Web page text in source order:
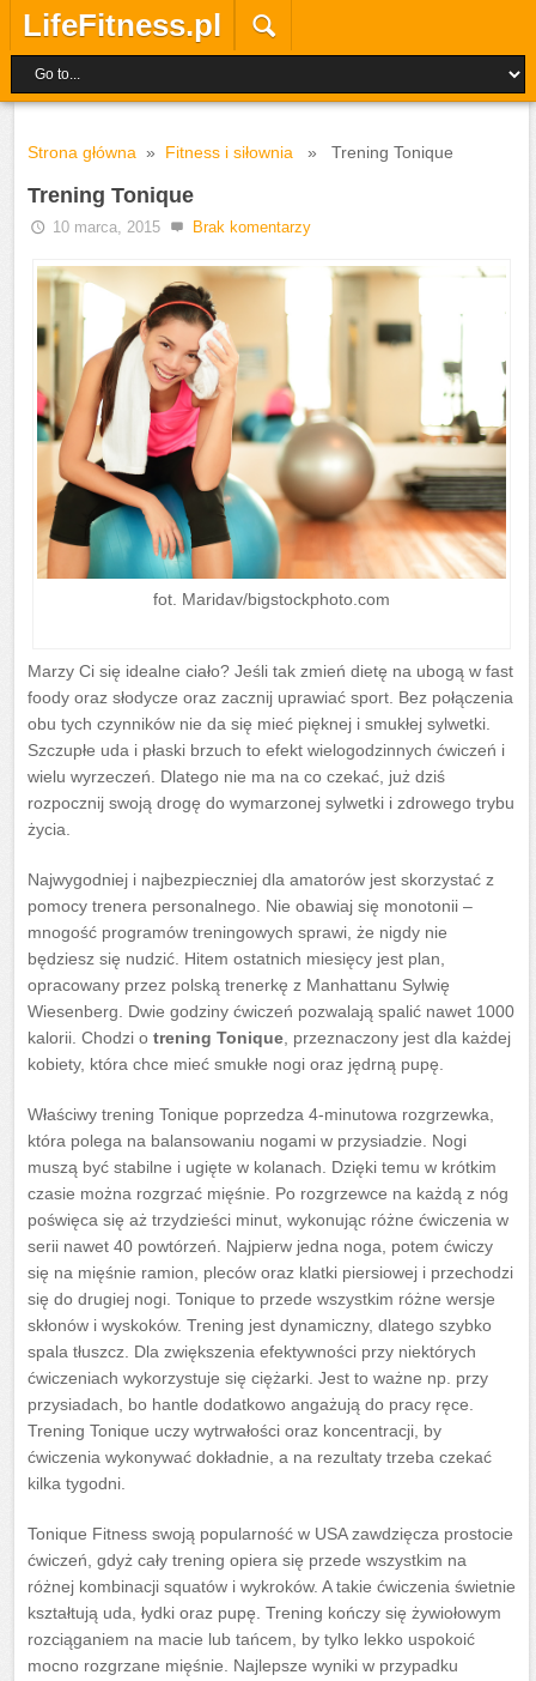
LifeFitness.pl
Strona główna » Fitness i siłownia » Trening Tonique
Trening Tonique
10 marca, 2015 Brak komentarzy
fot. Maridav/bigstockphoto.com
Marzy Ci się idealne ciało? Jeśli tak zmień dietę na ubogą w fast
foody oraz słodycze oraz zacznij uprawiać sport. Bez połączenia
obu tych czynników nie da się mieć pięknej i smukłej sylwetki.
Szczupłe uda i płaski brzuch to efekt wielogodzinnych ćwiczeń i
wielu wyrzeczeń. Dlatego nie ma na co czekać, już dziś
rozpocznij swoją drogę do wymarzonej sylwetki i zdrowego trybu
życia.
Najwygodniej i najbezpieczniej dla amatorów jest skorzystać z
pomocy trenera personalnego. Nie obawiaj się monotonii –
mnogość programów treningowych sprawi, że nigdy nie
będziesz się nudzić. Hitem ostatnich miesięcy jest plan,
opracowany przez polską trenerkę z Manhattanu Sylwię
Wiesenberg. Dwie godziny ćwiczeń pozwalają spalić nawet 1000
kalorii. Chodzi otrening Tonique, przeznaczony jest dla każdej
kobiety, która chce mieć smukłe nogi oraz jędrną pupę.
Właściwy trening Tonique poprzedza 4-minutowa rozgrzewka,
która polega na balansowaniu nogami w przysiadzie. Nogi
muszą być stabilne i ugięte w kolanach. Dzięki temu w krótkim
czasie można rozgrzać mięśnie. Po rozgrzewce na każdą z nóg
poświęca się aż trzydzieści minut, wykonując różne ćwiczenia w
serii nawet 40 powtórzeń. Najpierw jedna noga, potem ćwiczy
się na mięśnie ramion, pleców oraz klatki piersiowej i przechodzi
się do drugiej nogi. Tonique to przede wszystkim różne wersje
skłonów i wyskoków. Trening jest dynamiczny, dlatego szybko
spala tłuszcz. Dla zwiększenia efektywności przy niektórych
ćwiczeniach wykorzystuje się ciężarki. Jest to ważne np. przy
przysiadach, bo hantle dodatkowo angażują do pracy ręce.
Trening Tonique uczy wytrwałości oraz koncentracji, by
ćwiczenia wykonywać dokładnie, a na rezultaty trzeba czekać
kilka tygodni.
Tonique Fitness swoją popularność w USA zawdzięcza prostocie
ćwiczeń, gdyż cały trening opiera się przede wszystkim na
różnej kombinacji squatów i wykroków. A takie ćwiczenia świetnie
kształtują uda, łydki oraz pupę. Trening kończy się żywiołowym
rozciąganiem na macie lub tańcem, by tylko lekko uspokoić
mocno rozgrzane mięśnie. Najlepsze wyniki w przypadku